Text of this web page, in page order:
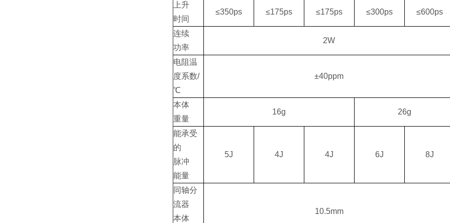
上升
时间
≤350ps ≤175ps ≤175ps ≤300ps ≤600ps
连续
功率
2W
电阻温
度系数/
℃
±40ppm
本体
重量
16g 26g
能承受
的
脉冲
能量
5J 4J 4J 6J 8J
同轴分
流器
本体
10.5mm